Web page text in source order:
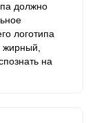
должно
логотипа
жирный,
на